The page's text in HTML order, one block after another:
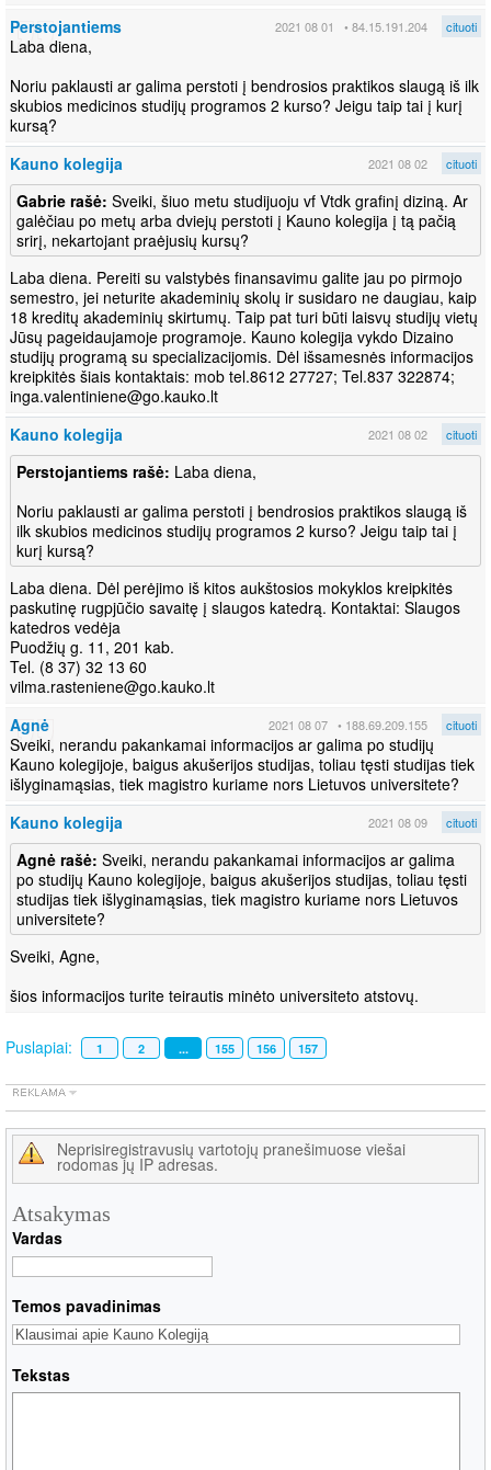
Perstojantiems
2021 08 01 • 84.15.191.204 cituoti
Laba diena,
Noriu paklausti ar galima perstoti į bendrosios praktikos slaugą iš ilk
skubios medicinos studijų programos 2 kurso? Jeigu taip tai į kurį
kursą?
Kauno kolegija
2021 08 02 cituoti
Gabrie rašė: Sveiki, šiuo metu studijuoju vf Vtdk grafinį diziną. Ar
galėčiau po metų arba dviejų perstoti į Kauno kolegija į tą pačią
srirį, nekartojant praėjusių kursų?
Laba diena. Pereiti su valstybės finansavimu galite jau po pirmojo
semestro, jei neturite akademinių skolų ir susidaro ne daugiau, kaip
18 kreditų akademinių skirtumų. Taip pat turi būti laisvų studijų vietų
Jūsų pageidaujamoje programoje. Kauno kolegija vykdo Dizaino
studijų programą su specializacijomis. Dėl išsamesnės informacijos
kreipkitės šiais kontaktais: mob tel.8612 27727; Tel.837 322874;
Kauno kolegija
2021 08 02 cituoti
Perstojantiems rašė: Laba diena,
Noriu paklausti ar galima perstoti į bendrosios praktikos slaugą iš
ilk skubios medicinos studijų programos 2 kurso? Jeigu taip tai į
kurį kursą?
Laba diena. Dėl perėjimo iš kitos aukštosios mokyklos kreipkitės
paskutinę rugpjūčio savaitę į slaugos katedrą. Kontaktai: Slaugos
katedros vedėja
Puodžių g. 11, 201 kab.
Tel. (8 37) 32 13 60
vilma.rasteniene@go.kauko.lt
Agnė
2021 08 07 • 188.69.209.155 cituoti
Sveiki, nerandu pakankamai informacijos ar galima po studijų
Kauno kolegijoje, baigus akušerijos studijas, toliau tęsti studijas tiek
išlyginamąsias, tiek magistro kuriame nors Lietuvos universitete?
Kauno kolegija
2021 08 09 cituoti
Agnė rašė: Sveiki, nerandu pakankamai informacijos ar galima
po studijų Kauno kolegijoje, baigus akušerijos studijas, toliau tęsti
studijas tiek išlyginamąsias, tiek magistro kuriame nors Lietuvos
universitete?
Sveiki, Agne,
šios informacijos turite teirautis minėto universiteto atstovų.
Puslapiai: 1 2 ... 155 156 157
Neprisiregistravusių vartotojų pranešimuose viešai
rodomas jų IP adresas.
Atsakymas
Vardas
Temos pavadinimas
Tekstas